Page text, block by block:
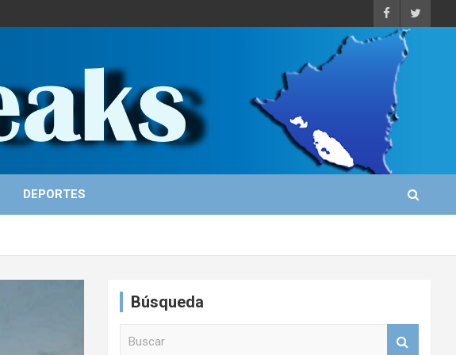
DEPORTES
Búsqueda